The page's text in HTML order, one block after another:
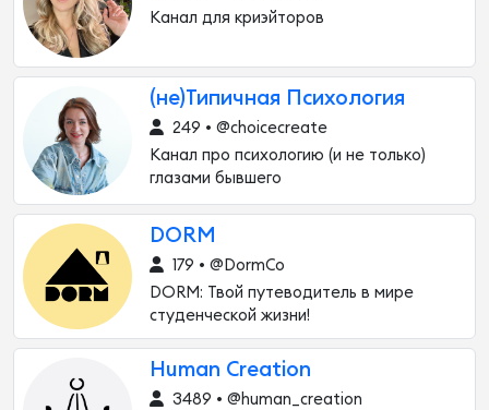
Канал для криэйторов
(не)Типичная Психология
249 • @choicecreate
Канал про психологию (и не только)
глазами бывшего
DORM
179 • @DormCo
DORM: Твой путеводитель в мире
студенческой жизни!
Human Creation
3489 • @human_creation